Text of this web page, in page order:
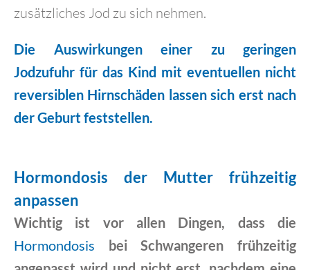
zusätzliches Jod zu sich nehmen.
Die Auswirkungen einer zu geringen
Jodzufuhr für das Kind mit eventuellen nicht
reversiblen Hirnschäden lassen sich erst nach
der Geburt feststellen.
Hormondosis der Mutter frühzeitig
anpassen
Wichtig ist vor allen Dingen, dass die
Hormondosis bei Schwangeren frühzeitig